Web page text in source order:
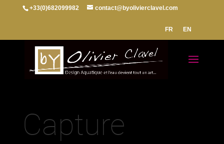
+33(0)682099982 contact@byolivierclavel.com
FR EN
Capture